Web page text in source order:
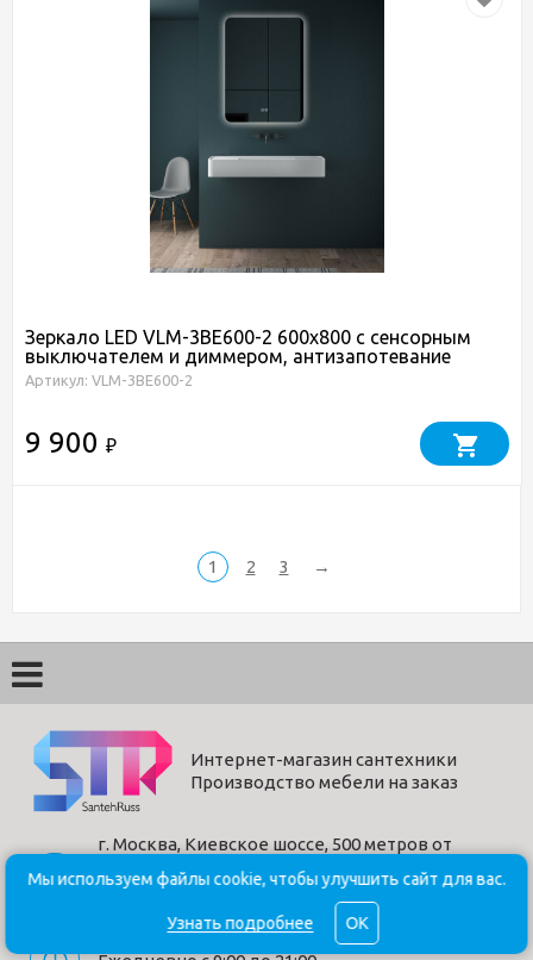
Зеркало LED VLM-3BE600-2 600х800 c сенсорным
выключателем и диммером, антизапотевание
Артикул: VLM-3BE600-2
9 900 ₽
1 2 3 →
Интернет-магазин сантехники
Производство мебели на заказ
г. Москва, Киевское шоссе, 500 метров от
БП "Румянцево", корпус В, этаж 2, павильон
Мы используем файлы cookie, чтобы улучшить сайт для вас.
Узнать подробнее OK